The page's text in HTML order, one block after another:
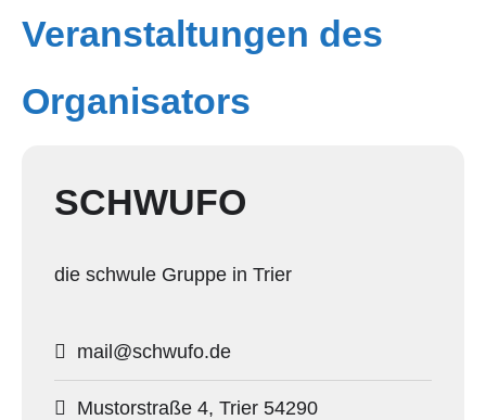
Veranstaltungen des
Organisators
SCHWUFO
die schwule Gruppe in Trier
mail@schwufo.de
Mustorstraße 4, Trier 54290